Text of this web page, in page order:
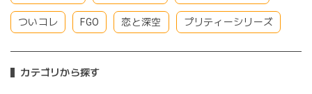
ついコレ FGO 恋と深空 プリティーシリーズ
カテゴリから探す